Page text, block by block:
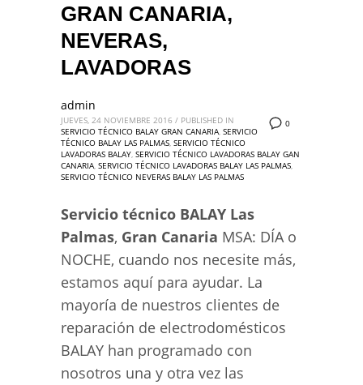
GRAN CANARIA,
NEVERAS,
LAVADORAS
0
admin
JUEVES, 24 NOVIEMBRE 2016 / PUBLISHED IN
SERVICIO TÉCNICO BALAY GRAN CANARIA, SERVICIO
TÉCNICO BALAY LAS PALMAS, SERVICIO TÉCNICO
LAVADORAS BALAY, SERVICIO TÉCNICO LAVADORAS BALAY GAN
CANARIA, SERVICIO TÉCNICO LAVADORAS BALAY LAS PALMAS,
SERVICIO TÉCNICO NEVERAS BALAY LAS PALMAS
Servicio técnico BALAY Las
Palmas, Gran Canaria MSA: DÍA o
NOCHE, cuando nos necesite más,
estamos aquí para ayudar. La
mayoría de nuestros clientes de
reparación de electrodomésticos
BALAY han programado con
nosotros una y otra vez las